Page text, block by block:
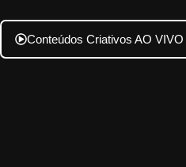
Conteúdos Criativos AO VIVO